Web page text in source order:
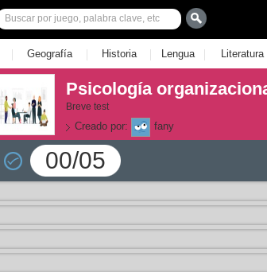
| Geografía | Historia | Lengua | Literatura
Psicología
Breve test
Creado por: fany
00/05